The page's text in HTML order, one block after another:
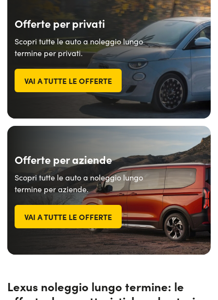
Offerte per privati
Scopri tutte le auto a noleggio lungo
termine per privati.
VAI A TUTTE LE OFFERTE
Offerte per aziende
Scopri tutte le auto a noleggio lungo
termine per aziende.
VAI A TUTTE LE OFFERTE
Lexus noleggio lungo termine: le